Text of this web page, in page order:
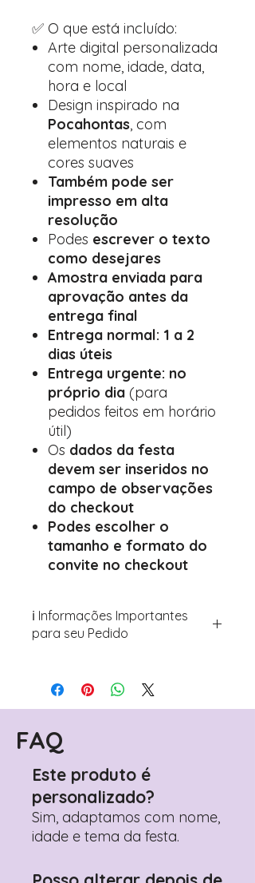
✅ O que está incluído:
Arte digital personalizada
com nome, idade, data,
hora e local
Design inspirado na
Pocahontas, com
elementos naturais e
cores suaves
Também pode ser
impresso em alta
resolução
Podes escrever o texto
como desejares
Amostra enviada para
aprovação antes da
entrega final
Entrega normal: 1 a 2
dias úteis
Entrega urgente: no
próprio dia (para
pedidos feitos em horário
útil)
Os dados da festa
devem ser inseridos no
campo de observações
do checkout
Podes escolher o
tamanho e formato do
convite no checkout
ℹ️ Informações Importantes
para seu Pedido
Avance para a página de checkout
(próximo passo após o carrinho)
Encontre o campo de "Notas do
Pedido"
Adicione ali todos os detalhes de
Prefere fazer seu pedido pelo
WhatsApp? Clique aqui para nos
contactar: +351 960 119 353
FAQ
Este produto é
personalizado?
Sim, adaptamos com nome,
idade e tema da festa.